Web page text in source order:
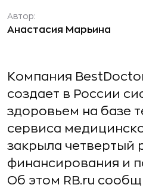
Автор:
Анастасия Марьина
Компания
создает в России
здоровьем на базе
сервиса
закрыла четвертый
финансирования и
Об этом RB.ru